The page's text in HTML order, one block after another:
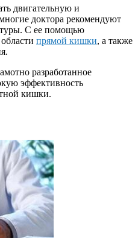
двигательную и
доктора рекомендуют
С ее помощью
прямой кишки, а также
разработанное
эффективность
кишки.